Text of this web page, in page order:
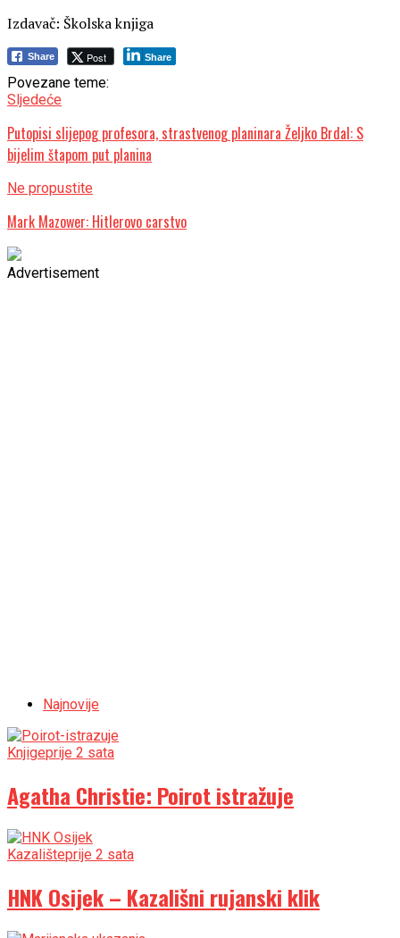
Izdavač: Školska knjiga
Share Post Share
Povezane teme:
Sljedeće
Putopisi slijepog profesora, strastvenog planinara Željko Brdal: S
bijelim štapom put planina
Ne propustite
Mark Mazower: Hitlerovo carstvo
Advertisement
Najnovije
Knjigeprije 2 sata
Agatha Christie: Poirot istražuje
Kazališteprije 2 sata
HNK Osijek – Kazališni rujanski klik